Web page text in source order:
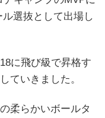
選抜として出場し
に飛び級で昇格す
ていきました。
柔らかいボールタ